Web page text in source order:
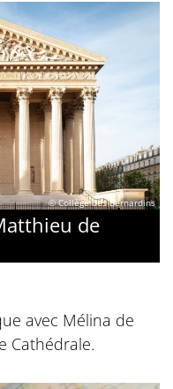
© Collège des Bernardins
de
avec Mélina de
Cathédrale.